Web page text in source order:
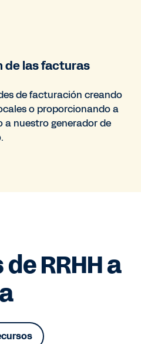
de las facturas
de facturación creando
o proporcionando a
a nuestro generador de
RRHH a